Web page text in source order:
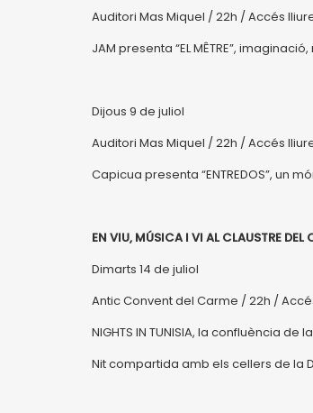
Auditori Mas Miquel / 22h / Accés
JAM presenta “EL MÊTRE”,
Dijous 9 de juliol
Auditori Mas Miquel / 22h / Accés
Capicua presenta “ENTREDOS”, un
EN VIU, MÚSICA I VI AL CLAUSTRE DEL
Dimarts 14 de juliol
Antic Convent del Carme / 22h /
NIGHTS IN TUNISIA, la confluència
Nit compartida amb els cellers de la